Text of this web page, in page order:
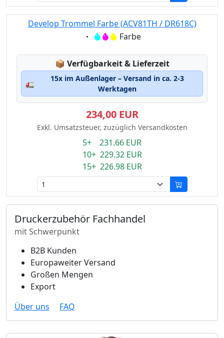
Develop Trommel Farbe (ACV81TH / DR618C)
Eigenschaft:Farbe
📦 Lagerstatus:
Verfügbarkeit & Lieferzeit
🚛
15x im Außenlager – Versand in ca. 2-3
Werktagen
234,00 EUR
Exkl. Umsatzsteuer, zuzüglich Versandkosten
5+ 231.66 EUR
10+ 229.32 EUR
15+ 226.98 EUR
Druckerzubehör Fachhandel
mit Schwerpunkt
B2B Kunden
Europaweiter Versand
Großen Mengen
Export
Über uns
FAQ